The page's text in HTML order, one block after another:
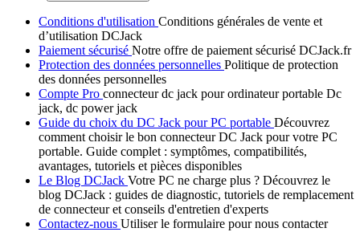
Conditions d'utilisation Conditions générales de vente et
d’utilisation DCJack
Paiement sécurisé Notre offre de paiement sécurisé DCJack.fr
Protection des données personnelles Politique de protection
des données personnelles
Compte Pro connecteur dc jack pour ordinateur portable Dc
jack, dc power jack
Guide du choix du DC Jack pour PC portable Découvrez
comment choisir le bon connecteur DC Jack pour votre PC
portable. Guide complet : symptômes, compatibilités,
avantages, tutoriels et pièces disponibles
Le Blog DCJack Votre PC ne charge plus ? Découvrez le
blog DCJack : guides de diagnostic, tutoriels de remplacement
de connecteur et conseils d'entretien d'experts
Contactez-nous Utiliser le formulaire pour nous contacter